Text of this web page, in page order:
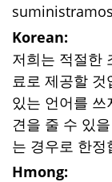
Korean:
저희는 적절한
료로 제공할
있는 언어를 쓰
견을 줄 수 있
는 경우로 한정
Hmong: